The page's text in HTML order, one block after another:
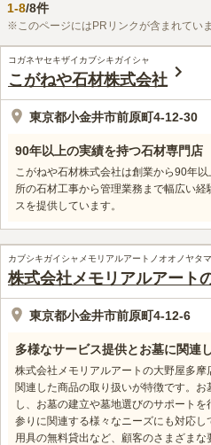
1-8/8件
※このページにはPRリンクが含まれてい
コガネヤセキザイカブシキガイシャ
こがねや石材株式会社
東京都小金井市前原町4-12-30
90年以上の実績を持つ石材専門店
こがねや石材株式会社は創業から90年
所の石材工事から管理業務まで幅広い
スを提供しています。
カブシキガイシャメモリアルアートノオオノヤタ
株式会社メモリアルアート
東京都小金井市前原町4-12-6
多様なサービス提供とお墓に関連
株式会社メモリアルアートの大野屋多
関連した商品の取り扱いが特徴です。
し、お墓の建立や墓地選びのサポート
参りに関連する様々なニーズにも対応
用具の無料貸出など、顧客のさまざまな